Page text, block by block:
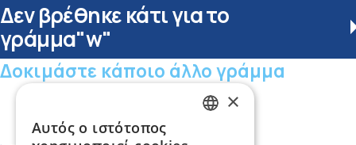
Δεν βρέθηκε κάτι για το
γράμμα"w"
Δοκιμάστε κάποιο άλλο γράμμα
×
Αυτός ο ιστότοπος